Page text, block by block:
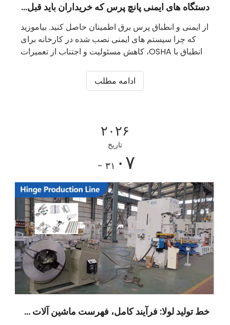
دستگاه های ایمنی پانچ پرس که خریداران باید قبل از سفارش بررسی کنند
از ایمنی و انطباق پرس برق اطمینان حاصل کنید. بیاموزید
که چرا سیستم های ایمنی نصب شده در کارخانه برای
انطباق با OSHA، کاهش مسئولیت و اجتناب از تعمیرات
ادامه مطلب
۲۰۲۶
تاریخ
۰۷ - ۳۱
خط تولید لولا: فرآیند کامل، فهرست ماشین آلات و هزینه راه اندازی واقعی